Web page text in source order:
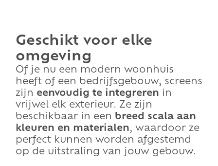
Geschikt voor elke
omgeving
Of je nu een modern woonhuis
heeft of een bedrijfsgebouw, screens
zijn eenvoudig te integreren in
vrijwel elk exterieur. Ze zijn
beschikbaar in een breed scala aan
kleuren en materialen, waardoor ze
perfect kunnen worden afgestemd
op de uitstraling van jouw gebouw.